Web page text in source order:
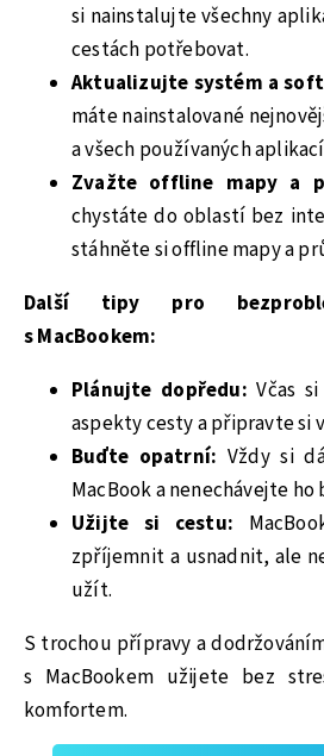
si nainstalujte všechny
cestách potřebovat.
Aktualizujte systém a
máte nainstalované
a všech používaných
Zvažte offline mapy a
chystáte do oblastí bez
stáhněte si offline mapy a
Další tipy pro
s MacBookem:
Plánujte dopředu: Včas
aspekty cesty a připravte si
Buďte opatrní: Vždy si
MacBook a nenechávejte ho
Užijte si cestu:
zpříjemnit a usnadnit, ale
užít.
S trochou přípravy a
s MacBookem užijete bez
komfortem.